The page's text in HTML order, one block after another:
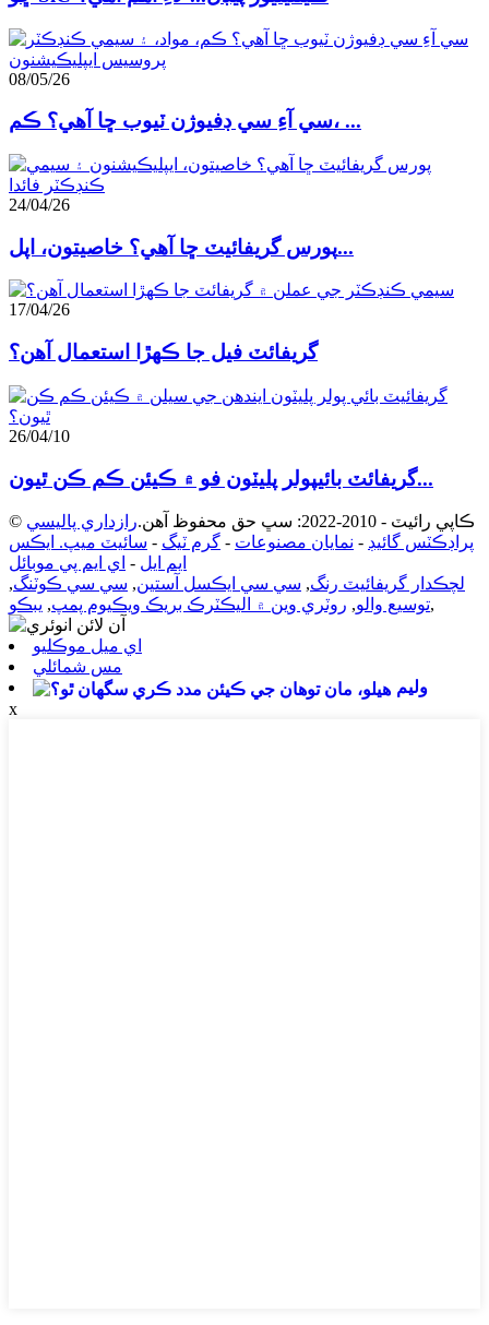
08/05/26
سي آءِ سي ڊفيوژن ٽيوب ڇا آهي؟ ڪم، ...
24/04/26
پورس گريفائيٽ ڇا آهي؟ خاصيتون، اپل...
17/04/26
گريفائٽ فيل جا ڪهڙا استعمال آهن؟
26/04/10
گريفائٽ بائيپولر پليٽون فو ۾ ڪيئن ڪم ڪن ٿيون...
© ڪاپي رائيٽ - 2010-2022: سڀ حق محفوظ آهن.
رازداري پاليسي
پراڊڪٽس گائيڊ - نمايان مصنوعات - گرم ٽيگ - سائيٽ ميپ. ايڪس
ايم ايل - اي ايم پي موبائل
لچڪدار گريفائيٽ رنگ, سي سي ايڪسل آستين, سي سي ڪوٽنگ,
توسيع والو, روٽري وين ۾ اليڪٽرڪ بريڪ ويڪيوم پمپ, يبڪو ,
اي ميل موڪليو
مس شمائلي
وليم
x